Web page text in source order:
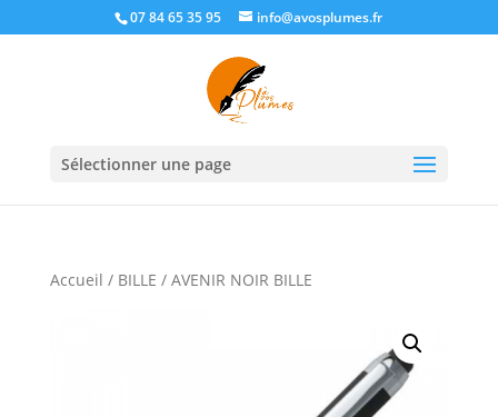
07 84 65 35 95 info@avosplumes.fr
Sélectionner une page
Accueil / BILLE / AVENIR NOIR BILLE